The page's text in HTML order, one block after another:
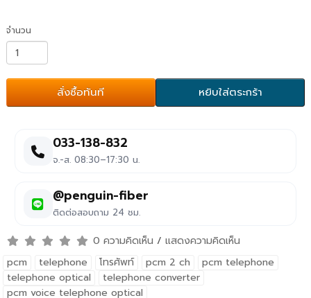
จำนวน
สั่งซื้อทันที หยิบใส่ตระกร้า
033-138-832
จ.-ส. 08:30–17:30 น.
@penguin-fiber
ติดต่อสอบถาม 24 ชม.
0 ความคิดเห็น / แสดงความคิดเห็น
pcm
telephone โทรศัพท์ pcm 2 ch
pcm telephone
telephone optical
telephone converter
pcm voice telephone optical